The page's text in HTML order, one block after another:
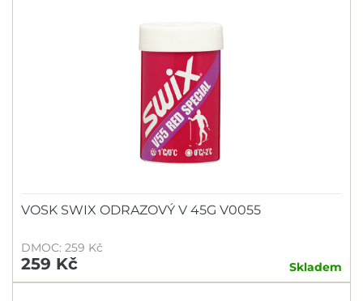
VOSK SWIX ODRAZOVÝ V 45G V0055
DMOC: 259 Kč
259 Kč Skladem